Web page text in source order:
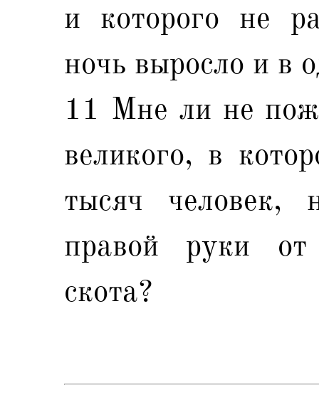
и которого не
ночь выросло и в
11 Мне ли не
великого, в
тысяч человек,
правой руки
скота?